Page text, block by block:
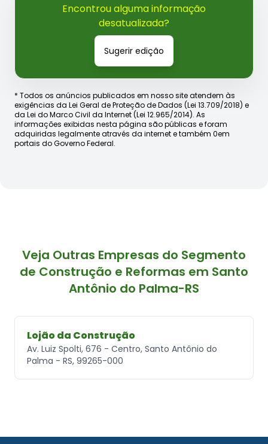
Encontrou alguma informação
desatualizada?
Sugerir edição
* Todos os anúncios publicados em nosso site atendem às
exigências da Lei Geral de Proteção de Dados (Lei 13.709/2018) e
da Lei do Marco Civil da Internet (Lei 12.965/2014). As
informações exibidas nesta página são públicas e foram
adquiridas legalmente através da internet e também 0em
portais do Governo Federal.
Veja Outras Empresas do Segmento
de Construção e Reformas em Santo
Antônio do Palma-RS
Lojão da Construção
Av. Luiz Spolti, 676 - Centro, Santo Antônio do
Palma - RS, 99265-000